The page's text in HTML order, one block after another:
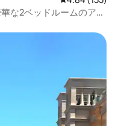
な2ベッドルームのアパ